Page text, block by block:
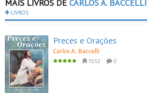
MAIS LIVROS DE CARLOS A. BACCELLI
LIVROS
Preces e Orações
Carlos A. Baccelli
9212 0